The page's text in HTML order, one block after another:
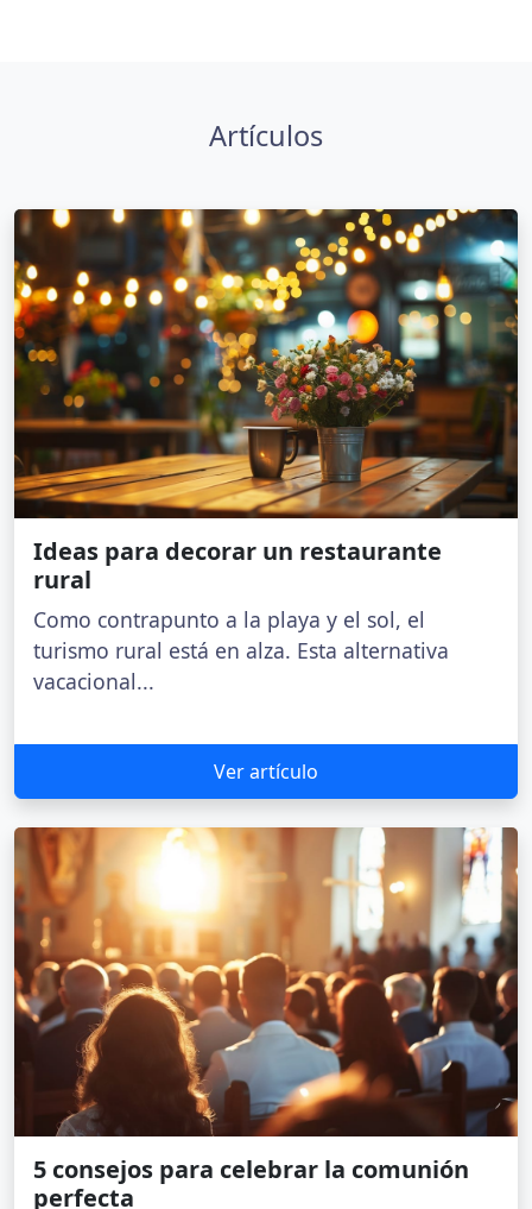
Artículos
Ideas para decorar un restaurante
rural
Como contrapunto a la playa y el sol, el
turismo rural está en alza. Esta alternativa
vacacional...
Ver artículo
5 consejos para celebrar la comunión
perfecta